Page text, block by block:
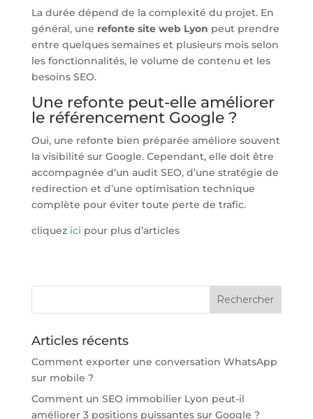
La durée dépend de la complexité du projet. En
général, une refonte site web Lyon peut prendre
entre quelques semaines et plusieurs mois selon
les fonctionnalités, le volume de contenu et les
besoins SEO.
Une refonte peut-elle améliorer
le référencement Google ?
Oui, une refonte bien préparée améliore souvent
la visibilité sur Google. Cependant, elle doit être
accompagnée d’un audit SEO, d’une stratégie de
redirection et d’une optimisation technique
complète pour éviter toute perte de trafic.
cliquez ici pour plus d’articles
Articles récents
Comment exporter une conversation WhatsApp
sur mobile ?
Comment un SEO immobilier Lyon peut-il
améliorer 3 positions puissantes sur Google ?